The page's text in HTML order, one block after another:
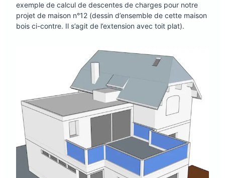
exemple de calcul de descentes de charges pour notre
projet de maison n°12 (dessin d’ensemble de cette maison
bois ci-contre. Il s’agit de l’extension avec toit plat).